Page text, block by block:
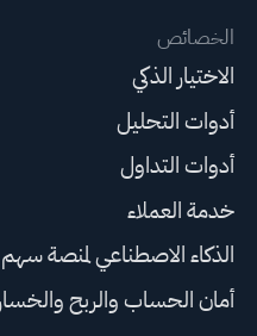
الخصائص
الاختيار الذكي
أدوات التحليل
أدوات التداول
خدمة العملاء
الذكاء الاصطناعي لمنصة سهم
أمان الحساب والربح